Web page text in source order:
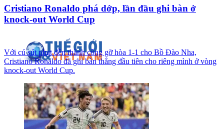
Cristiano Ronaldo phá dớp, lần đầu ghi bàn ở
knock-out World Cup
Với cú sút phạt đền thành công gỡ hòa 1-1 cho Bồ Đào Nha,
Cristiano Ronaldo đã ghi bàn thắng đầu tiên cho riêng mình ở vòng
knock-out World Cup.